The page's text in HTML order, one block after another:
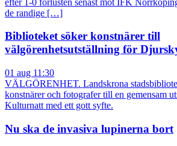
de randige […]
Biblioteket söker konstnärer till
välgörenhetsutställning för
01 aug 11:30
VÄLGÖRENHET. Landskrona
konstnärer och fotografer till en gemensam
Kulturnatt med ett gott syfte.
Nu ska de invasiva lupinerna bort